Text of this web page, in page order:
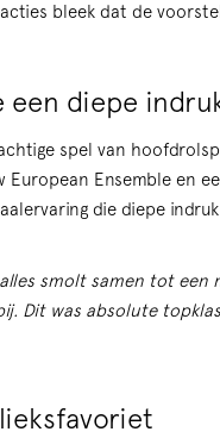
bleek dat de
een diepe
spel van
Ensemble en
die diepe
smolt samen tot een
Dit was absolute